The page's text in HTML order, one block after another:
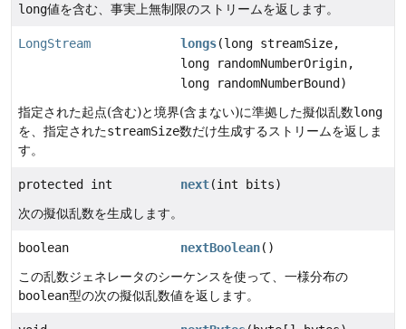
long値を含む、事実上無制限のストリームを返します。
LongStream longs(long streamSize,
long randomNumberOrigin,
long randomNumberBound)
指定された起点(含む)と境界(含まない)に準拠した擬似乱数long
を、指定されたstreamSize数だけ生成するストリームを返しま
す。
protected int next(int bits)
次の擬似乱数を生成します。
boolean nextBoolean()
この乱数ジェネレータのシーケンスを使って、一様分布の
boolean型の次の擬似乱数値を返します。